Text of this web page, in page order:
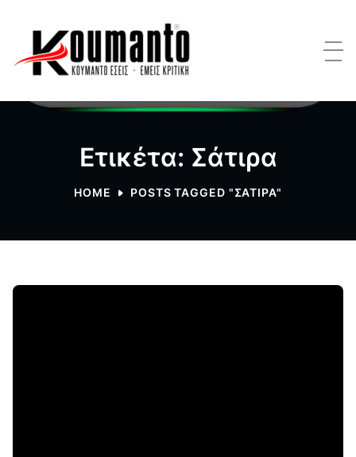
Ετικέτα: Σάτιρα
HOME POSTS TAGGED "ΣΆΤΙΡΑ"